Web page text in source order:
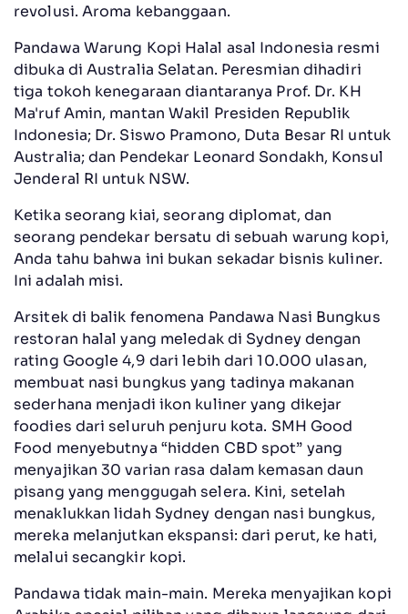
revolusi. Aroma kebanggaan.
Pandawa Warung Kopi Halal asal Indonesia resmi
dibuka di Australia Selatan. Peresmian dihadiri
tiga tokoh kenegaraan diantaranya Prof. Dr. KH
Ma'ruf Amin, mantan Wakil Presiden Republik
Indonesia; Dr. Siswo Pramono, Duta Besar RI untuk
Australia; dan Pendekar Leonard Sondakh, Konsul
Jenderal RI untuk NSW.
Ketika seorang kiai, seorang diplomat, dan
seorang pendekar bersatu di sebuah warung kopi,
Anda tahu bahwa ini bukan sekadar bisnis kuliner.
Ini adalah misi.
Arsitek di balik fenomena Pandawa Nasi Bungkus
restoran halal yang meledak di Sydney dengan
rating Google 4,9 dari lebih dari 10.000 ulasan,
membuat nasi bungkus yang tadinya makanan
sederhana menjadi ikon kuliner yang dikejar
foodies dari seluruh penjuru kota. SMH Good
Food menyebutnya “hidden CBD spot” yang
menyajikan 30 varian rasa dalam kemasan daun
pisang yang menggugah selera. Kini, setelah
menaklukkan lidah Sydney dengan nasi bungkus,
mereka melanjutkan ekspansi: dari perut, ke hati,
melalui secangkir kopi.
Pandawa tidak main-main. Mereka menyajikan kopi